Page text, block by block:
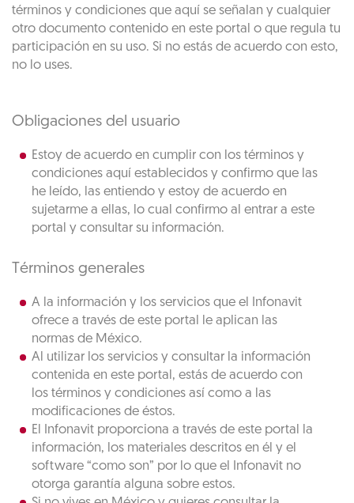
términos y condiciones que aquí se señalan y cualquier
otro documento contenido en este portal o que regula tu
participación en su uso. Si no estás de acuerdo con esto,
no lo uses.
Obligaciones del usuario
Estoy de acuerdo en cumplir con los términos y
condiciones aquí establecidos y confirmo que las
he leído, las entiendo y estoy de acuerdo en
sujetarme a ellas, lo cual confirmo al entrar a este
portal y consultar su información.
Términos generales
A la información y los servicios que el Infonavit
ofrece a través de este portal le aplican las
normas de México.
Al utilizar los servicios y consultar la información
contenida en este portal, estás de acuerdo con
los términos y condiciones así como a las
modificaciones de éstos.
El Infonavit proporciona a través de este portal la
información, los materiales descritos en él y el
software “como son” por lo que el Infonavit no
otorga garantía alguna sobre estos.